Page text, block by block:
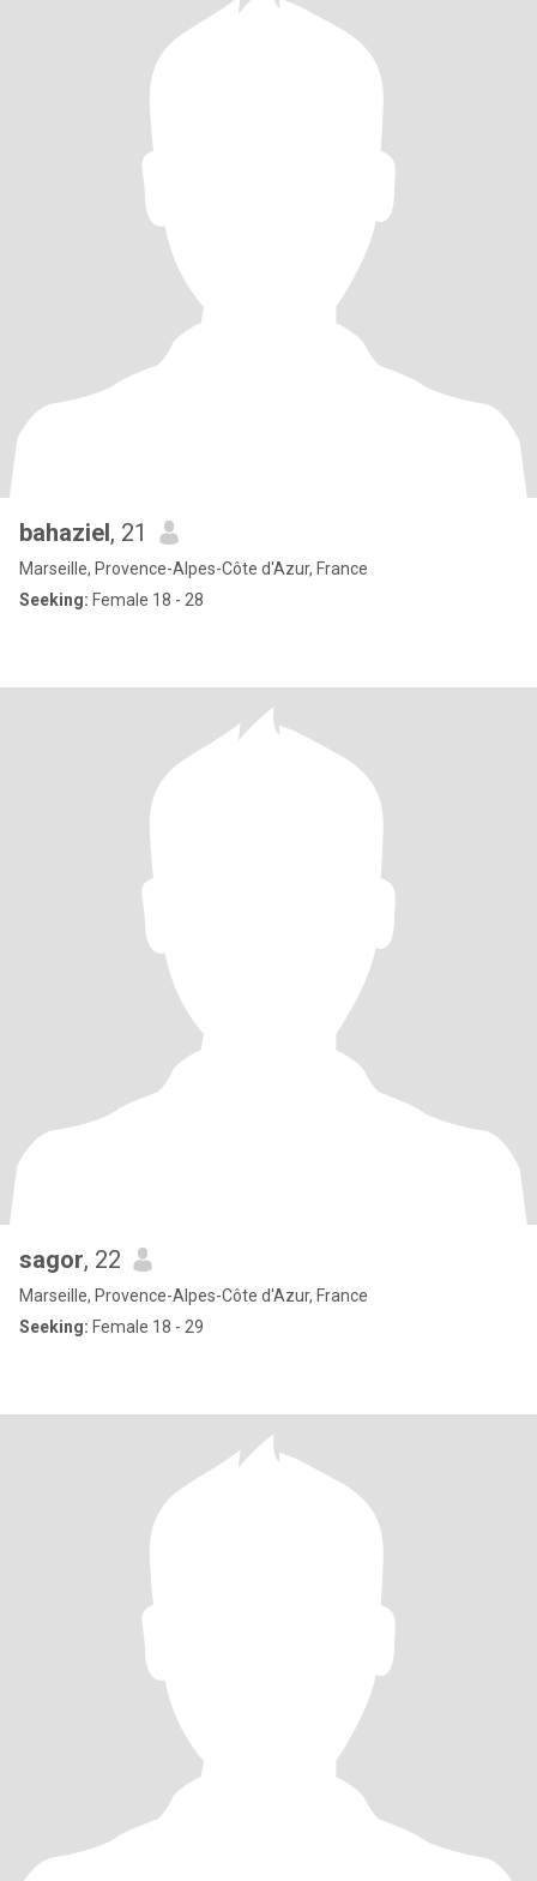
bahaziel, 21
Marseille, Provence-Alpes-Côte d'Azur, France
Seeking: Female 18 - 28
sagor, 22
Marseille, Provence-Alpes-Côte d'Azur, France
Seeking: Female 18 - 29